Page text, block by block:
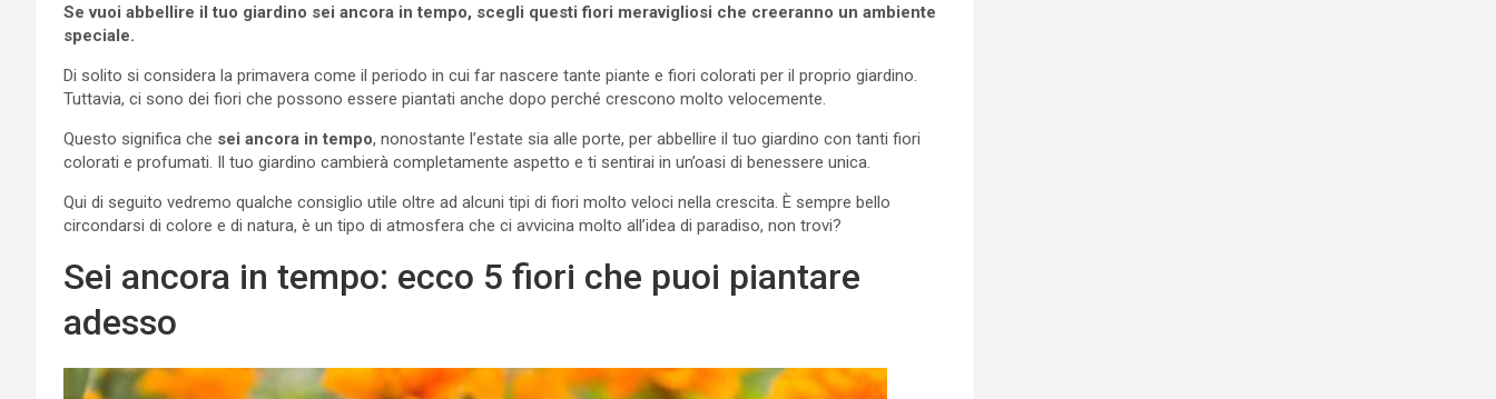
Se vuoi abbellire il tuo giardino sei ancora in tempo, scegli questi fiori meravigliosi che creeranno un ambiente
speciale.
Di solito si considera la primavera come il periodo in cui far nascere tante piante e fiori colorati per il proprio giardino.
Tuttavia, ci sono dei fiori che possono essere piantati anche dopo perché crescono molto velocemente.
Questo significa che sei ancora in tempo, nonostante l’estate sia alle porte, per abbellire il tuo giardino con tanti fiori
colorati e profumati. Il tuo giardino cambierà completamente aspetto e ti sentirai in un’oasi di benessere unica.
Qui di seguito vedremo qualche consiglio utile oltre ad alcuni tipi di fiori molto veloci nella crescita. È sempre bello
circondarsi di colore e di natura, è un tipo di atmosfera che ci avvicina molto all’idea di paradiso, non trovi?
Sei ancora in tempo: ecco 5 fiori che puoi piantare
adesso